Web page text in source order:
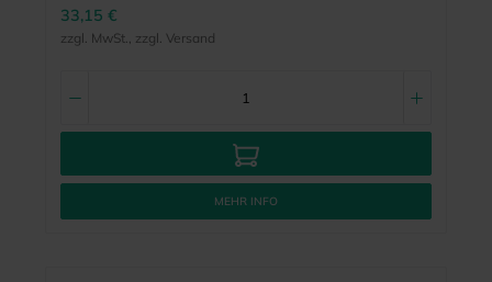
33,15 €
zzgl. MwSt., zzgl. Versand
MEHR INFO